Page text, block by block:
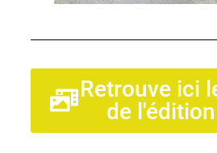
Retrouve ici
de